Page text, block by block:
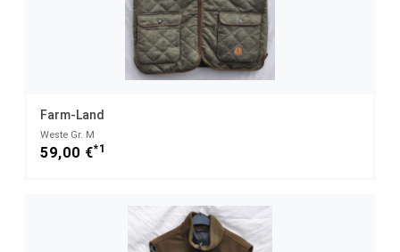
Farm-Land
Weste Gr. M
59,00 €*1